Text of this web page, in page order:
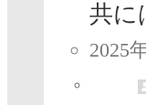
共に
2025